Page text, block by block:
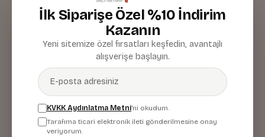
İlk Siparişe Özel %10 İndirim
Kazanın
Yeni sitemize özel fırsatları keşfedin, avantajlı
alışverişe başlayın.
KVKK Aydınlatma Metni'ni okudum.
Tarafıma ticari elektronik ileti gönderilmesine onay
veriyorum.